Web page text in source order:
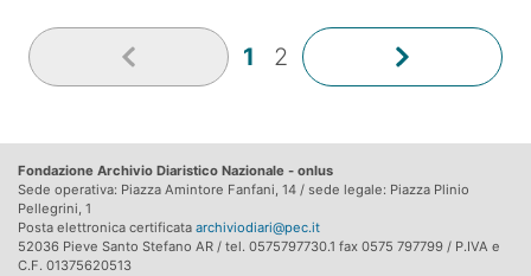
1 2
Fondazione Archivio Diaristico Nazionale - onlus
Sede operativa: Piazza Amintore Fanfani, 14 / sede legale: Piazza Plinio
Pellegrini, 1
Posta elettronica certificata archiviodiari@pec.it
52036 Pieve Santo Stefano AR / tel. 0575797730.1 fax 0575 797799 / P.IVA e
C.F. 01375620513